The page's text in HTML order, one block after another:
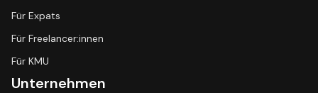
Für Expats
Für Freelancer:innen
Für KMU
Unternehmen